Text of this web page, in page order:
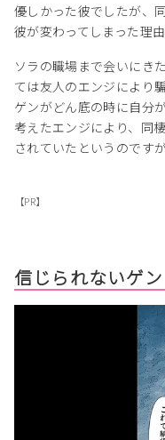
優しかった彼でしたが、
彼が変わってしまった理
ソラの職場まで会いにき
ては友人のエンジにより
ゲンがどん底の時に自分
考えたエンジにより、同
されていたというのです
【PR】
信じられないゲン